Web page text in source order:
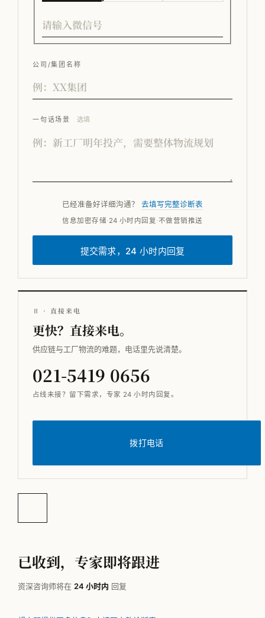
公司/集团名称
一句话场景 选填
已经准备好详细沟通？ 去填写完整诊断表
信息加密存储· 24 小时内回复·不做营销推送
提交需求，24 小时内回复
Ⅱ · 直接来电
更快？直接来电。
供应链与工厂物流的难题，电话里先说清楚。
021-5419 0656
占线未接？留下需求，专家 24 小时内回复。
拨打电话
已收到，专家即将跟进
资深咨询师将在 24 小时内 回复